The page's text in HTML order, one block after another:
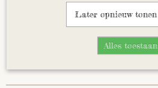
Bruintinten
Kaardvlies extra fijn
startpakket
Sorteer op:
1 2 »
Later opnieuw tonen
Alles toestaan